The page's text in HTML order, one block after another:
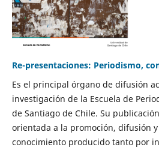
Re-presentaciones: Periodismo,
Es el principal órgano de difusión
investigación de la Escuela de
de Santiago de Chile. Su
orientada a la promoción, difusión
conocimiento producido tanto por